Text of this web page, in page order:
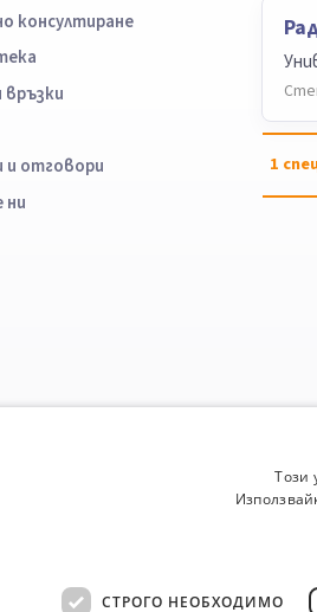
консултиране
връзки
и отговори
1
Този
СТРОГО НЕОБХОДИМО